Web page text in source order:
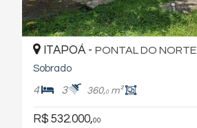
ITAPOÁ - PONTAL DO NORTE
Sobrado
4 3 360,0m²
R$ 532.000,00